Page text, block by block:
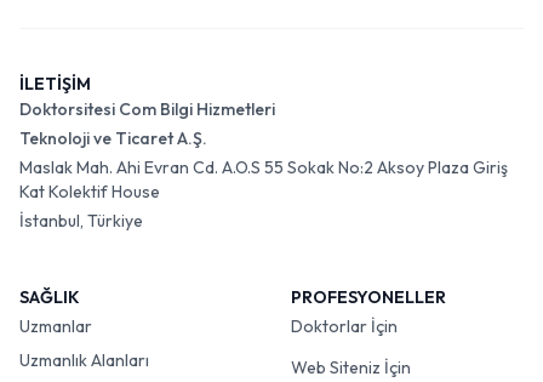
İLETİŞİM
Doktorsitesi Com Bilgi Hizmetleri
Teknoloji ve Ticaret A.Ş.
Maslak Mah. Ahi Evran Cd. A.O.S 55 Sokak No:2 Aksoy Plaza Giriş
Kat Kolektif House
İstanbul, Türkiye
SAĞLIK
Uzmanlar
Uzmanlık Alanları
PROFESYONELLER
Doktorlar İçin
Web Siteniz İçin